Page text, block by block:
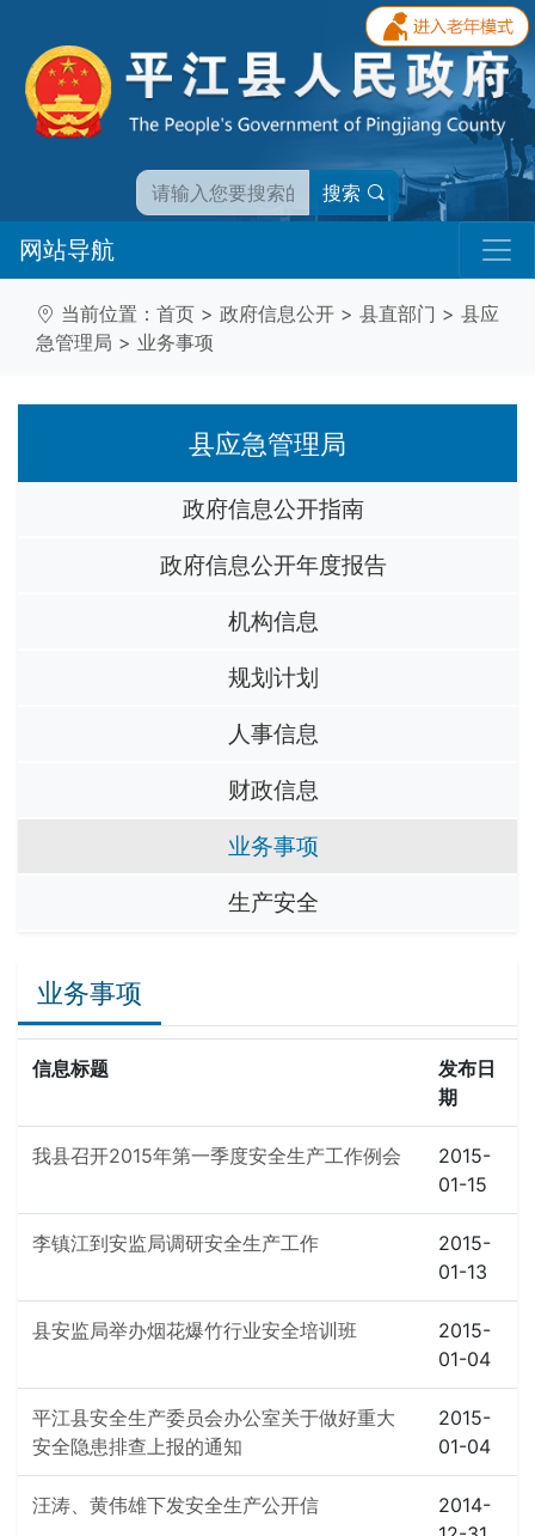
搜索
网站导航
当前位置： 首页 > 政府信息公开 > 县直部门 > 县应
急管理局 > 业务事项
县应急管理局
政府信息公开指南
政府信息公开年度报告
机构信息
规划计划
人事信息
财政信息
业务事项
生产安全
业务事项
信息标题
发布日
期
我县召开2015年第一季度安全生产工作例会
2015-
01-15
李镇江到安监局调研安全生产工作
2015-
01-13
县安监局举办烟花爆竹行业安全培训班
2015-
01-04
平江县安全生产委员会办公室关于做好重大
安全隐患排查上报的通知
2015-
01-04
汪涛、黄伟雄下发安全生产公开信
2014-